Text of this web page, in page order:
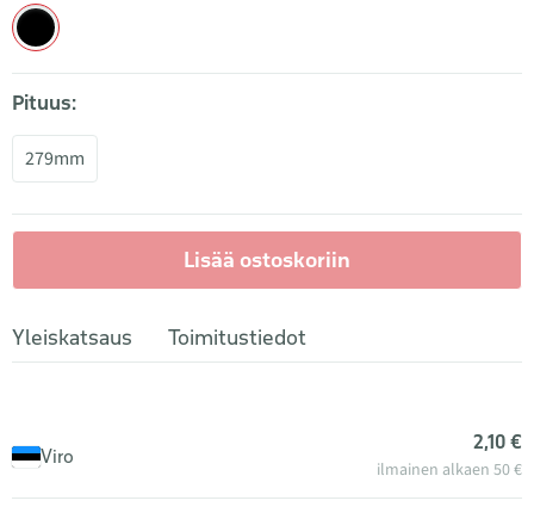
Pituus:
279mm
Lisää ostoskoriin
Yleiskatsaus Toimitustiedot
Viro
2,10 €
ilmainen alkaen 50 €